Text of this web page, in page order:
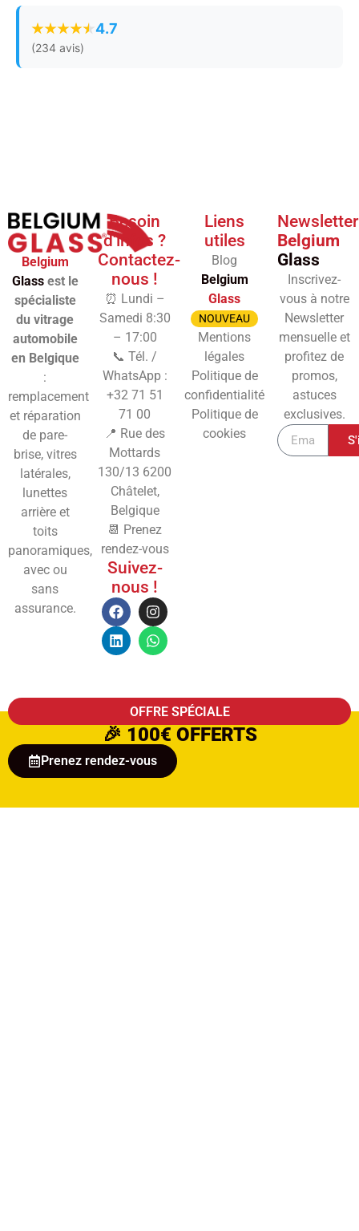
4.7
(234 avis)
Belgium
Glassest le
spécialiste
du vitrage
automobile
en Belgique
:
remplacement
et réparation
de pare-
brise, vitres
latérales,
lunettes
arrière et
toits
panoramiques,
avec ou
sans
assurance.
Besoin
d'infos ?
Contactez-
nous !
⏰ Lundi –
Samedi 8:30
– 17:00
📞 Tél. /
WhatsApp :
+32 71 51
71 00
📍 Rue des
Mottards
130/13 6200
Châtelet,
Belgique
📆 Prenez
rendez-vous
Suivez-
nous !
Liens
utiles
Blog
Belgium
Glass
NOUVEAU
Mentions
légales
Politique de
confidentialité
Politique de
cookies
Newsletter
Belgium
Glass
Inscrivez-
vous à notre
Newsletter
mensuelle et
profitez de
promos,
astuces
exclusives.
OFFRE SPÉCIALE
🎉 100€ OFFERTS
Prenez rendez-vous